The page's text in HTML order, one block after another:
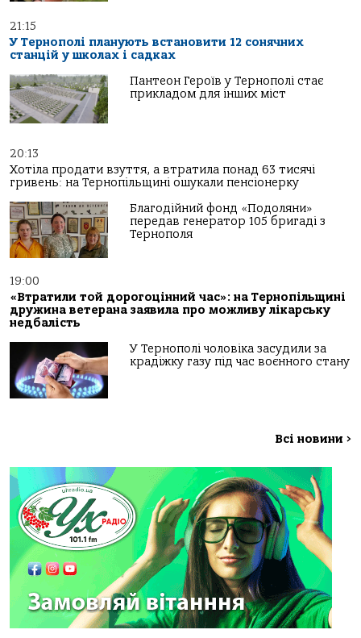
21:15
У Тернополі планують встановити 12 сонячних
станцій у школах і садках
Пантеон Героїв у Тернополі стає
прикладом для інших міст
20:13
Хотіла продати взуття, а втратила понад 63 тисячі
гривень: на Тернопільщині ошукали пенсіонерку
Благодійний фонд «Подоляни»
передав генератор 105 бригаді з
Тернополя
19:00
«Втратили той дорогоцінний час»: на Тернопільщині
дружина ветерана заявила про можливу лікарську
недбалість
У Тернополі чоловіка засудили за
крадіжку газу під час воєнного стану
Всі новини >